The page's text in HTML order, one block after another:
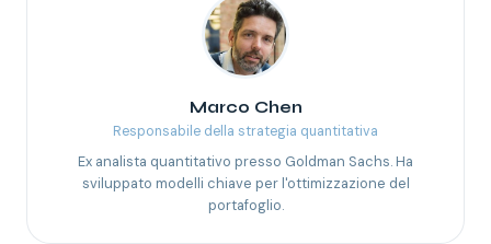
Marco Chen
Responsabile della strategia quantitativa
Ex analista quantitativo presso Goldman Sachs. Ha
sviluppato modelli chiave per l'ottimizzazione del
portafoglio.